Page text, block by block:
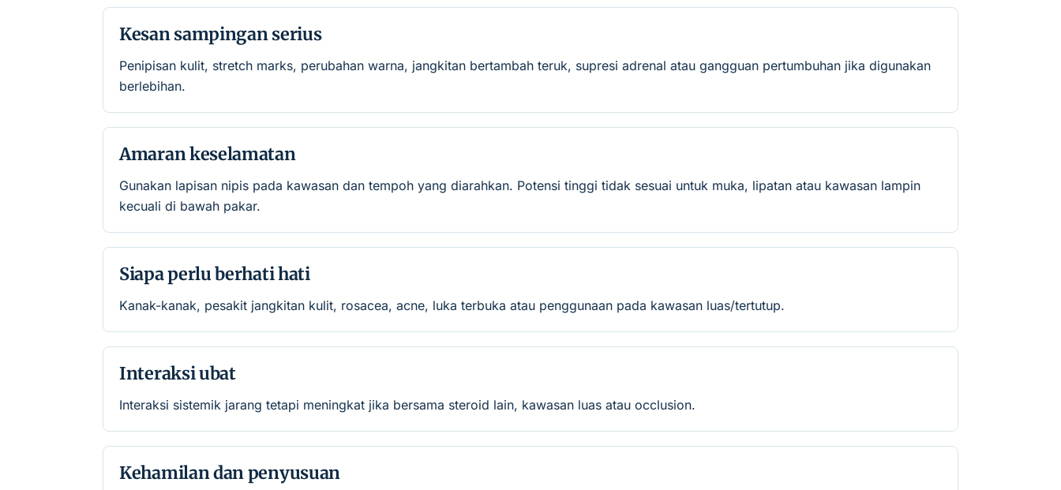
Kesan sampingan serius
Penipisan kulit, stretch marks, perubahan warna, jangkitan bertambah teruk, supresi adrenal atau gangguan pertumbuhan jika digunakan
berlebihan.
Amaran keselamatan
Gunakan lapisan nipis pada kawasan dan tempoh yang diarahkan. Potensi tinggi tidak sesuai untuk muka, lipatan atau kawasan lampin
kecuali di bawah pakar.
Siapa perlu berhati hati
Kanak-kanak, pesakit jangkitan kulit, rosacea, acne, luka terbuka atau penggunaan pada kawasan luas/tertutup.
Interaksi ubat
Interaksi sistemik jarang tetapi meningkat jika bersama steroid lain, kawasan luas atau occlusion.
Kehamilan dan penyusuan